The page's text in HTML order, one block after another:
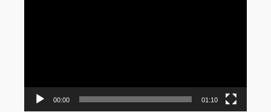
00:00 01:10